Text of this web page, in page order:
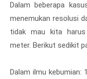
Dalam beberapa
menemukan resolusi
tidak mau kita harus
meter. Berikut sedikit
Dalam ilmu kebumian: